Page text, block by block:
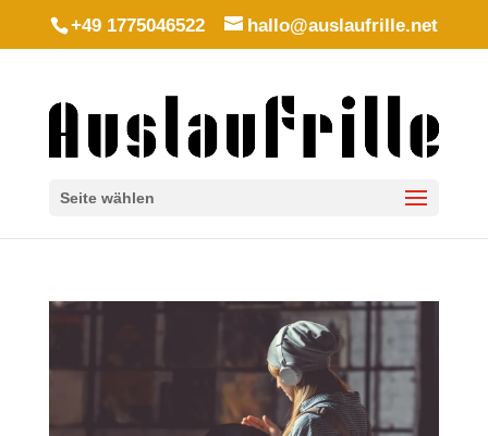
+49 1775046522 hallo@auslaufrille.net
Seite wählen